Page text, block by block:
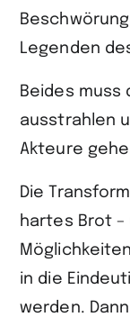
Legenden
Beides muss
ausstrahlen
Akteure
Die
hartes Brot –
in die
werden.